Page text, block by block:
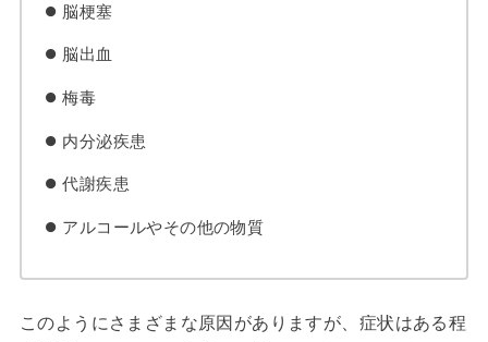
脳梗塞
脳出血
梅毒
内分泌疾患
代謝疾患
アルコールやその他の物質
このようにさまざまな原因がありますが、症状はある程